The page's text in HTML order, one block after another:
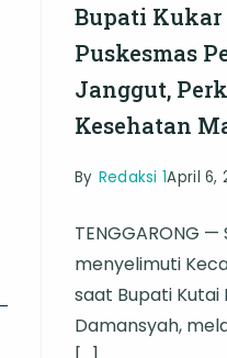
Bupati Kukar
Puskesmas
Janggut,
Kesehatan
By Redaksi 1April 6,
TENGGARONG
menyelimuti
saat Bupati Kutai
Damansyah,